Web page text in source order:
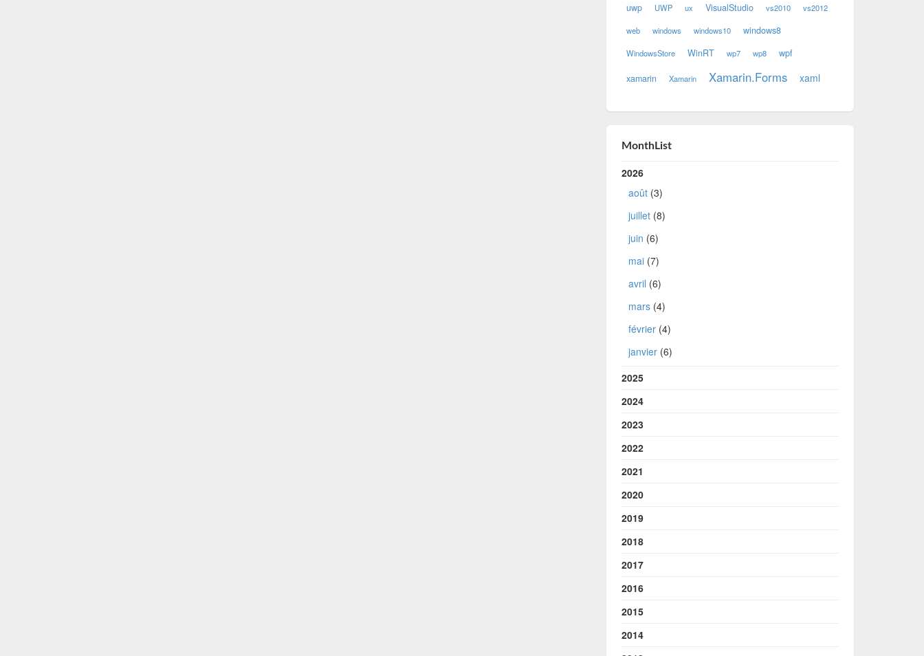
uwp
UWP ux VisualStudio vs2010 vs2012
web windows windows10 windows8
WindowsStore WinRT wp7 wp8 wpf
xamarin Xamarin Xamarin.Forms xaml
MonthList
2026
août(3)
juillet(8)
juin (6)
mai(7)
avril (6)
mars(4)
février(4)
janvier(6)
2025
2024
2023
2022
2021
2020
2019
2018
2017
2016
2015
2014